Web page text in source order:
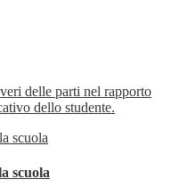
delle parti nel rapporto
dello studente.
scuola